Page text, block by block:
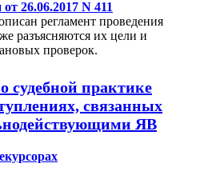
26.06.2017 N 411
регламент проведения
разъясняются их цели и
проверок.
судебной практике
связанных
ЯВ